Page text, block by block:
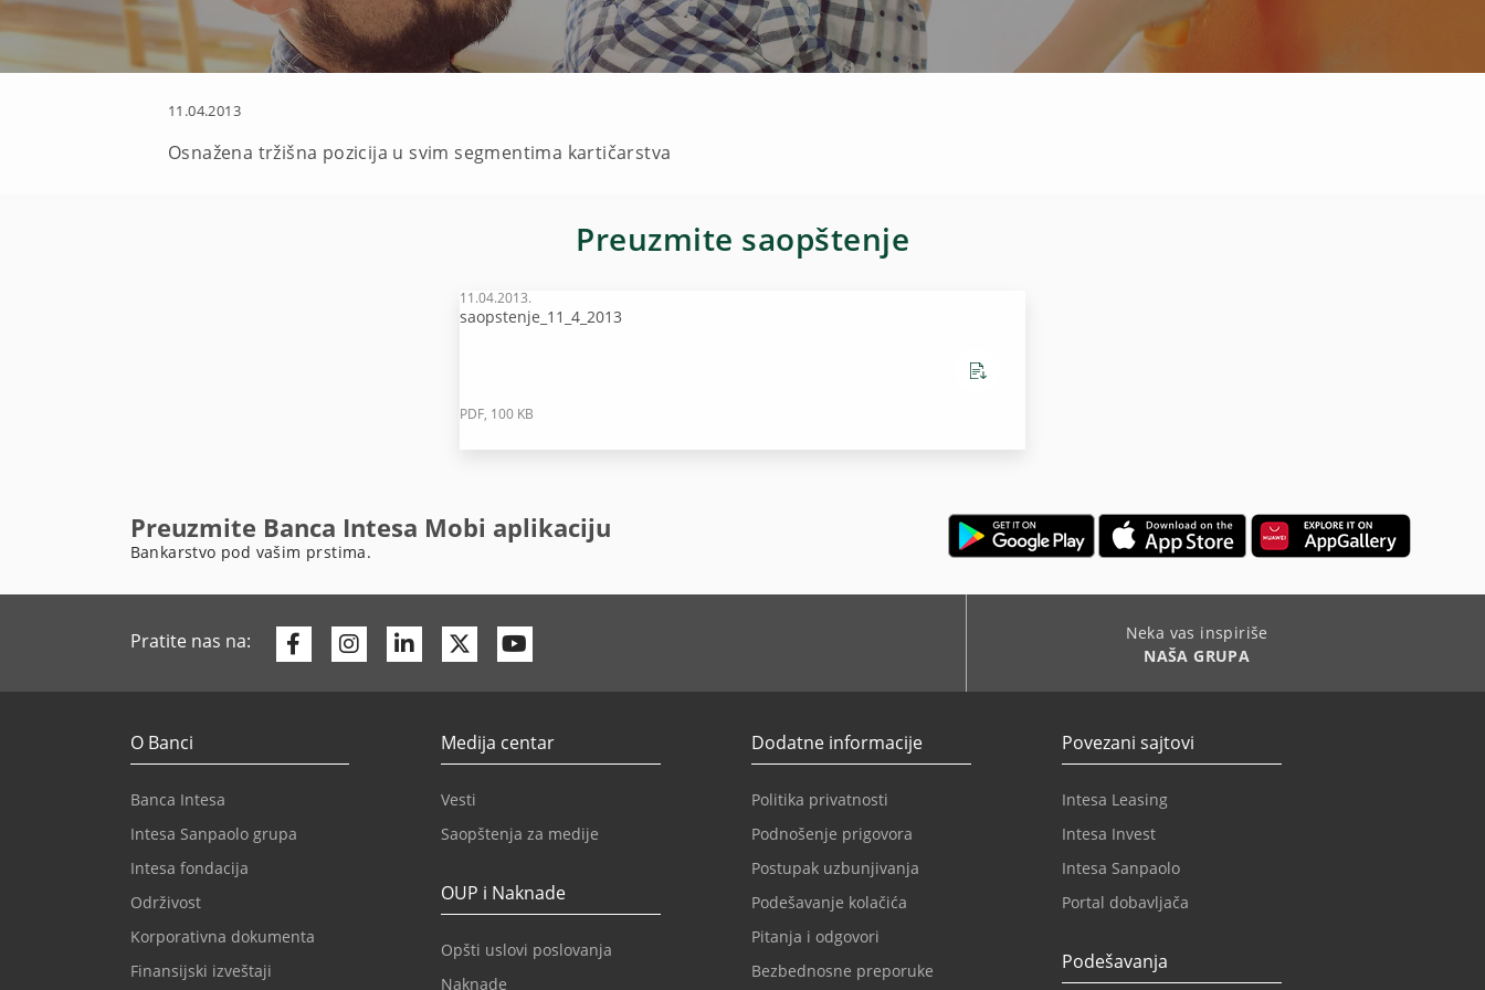
11.04.2013
Osnažena tržišna pozicija u svim segmentima kartičarstva
Preuzmite saopštenje
11.04.2013.
saopstenje_11_4_2013
PDF, 100 KB
Preuzmite Banca Intesa Mobi aplikaciju
Bankarstvo pod vašim prstima.
Pratite nas na: FacebookInstagram
LinkedinTwitter
Neka vas inspiriše
NAŠA GRUPA
O Banci
Banca Intesa
Intesa Sanpaolo grupa
Intesa fondacija
Održivost
Korporativna dokumenta
Finansijski izveštaji
Medija centar
Vesti
Saopštenja za medije
OUP i Naknade
Opšti uslovi poslovanja
Naknade
Dodatne informacije
Politika privatnosti
Podnošenje prigovora
Postupak uzbunjivanja
Podešavanje kolačića
Pitanja i odgovori
Bezbednosne preporuke
Povezani sajtovi
Intesa Leasing
Intesa Invest
Intesa Sanpaolo
Portal dobavljača
Podešavanja